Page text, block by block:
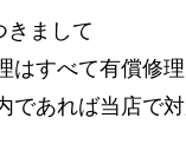
まして
はすべて有償修
であれば当店で